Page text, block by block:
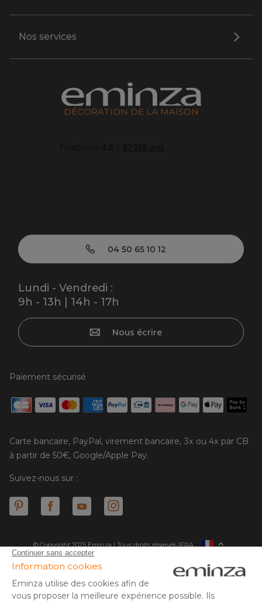
Nos services
DÉCORATION DE LA MAISON
04 50 65 10 12
Lundi - Vendredi :
9h - 13h | 14h - 17h
Nous écrire
Paiement sécurisé
Carte bancaire, PayPal, virement bancaire, 3x ou 4x par CB
à partir de 50€, Google/Apple Pay.
Suivez-nous sur :
© Copyright 2025 Eminza | Tous droits réservés |
ESPAÑAFRA
* Vous disposez de 30 jours (à compter de la réception ou du